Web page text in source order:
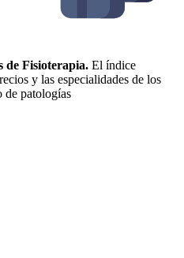
de Fisioterapia. El índice
y las especialidades de los
de patologías